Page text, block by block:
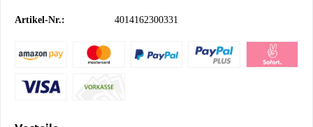
Artikel-Nr.: 4014162300331